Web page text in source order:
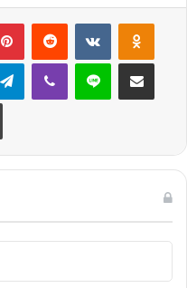
PinterestReddit VKontakte
TelegramViber Line E-Posta ile
Yazdır